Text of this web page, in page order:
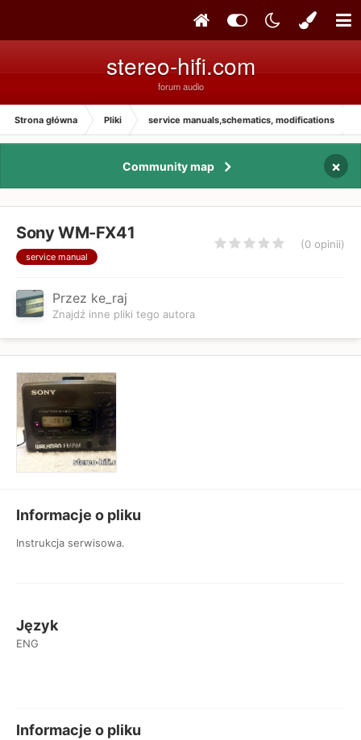
stereo-hifi.com
forum audio
Strona główna Pliki service manuals,schematics, modifications
Community map ×
Sony WM-FX41
service manual
(0 opinii)
Przez ke_raj
Znajdź inne pliki tego autora
Informacje o pliku
Instrukcja serwisowa.
Język
ENG
Informacje o pliku